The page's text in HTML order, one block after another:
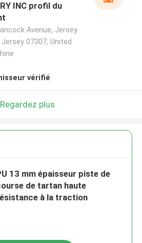
INC profil du
Avenue, Jersey
07307, United
vérifié
Regardez plus
13 mm épaisseur piste de
de tartan haute
à la traction